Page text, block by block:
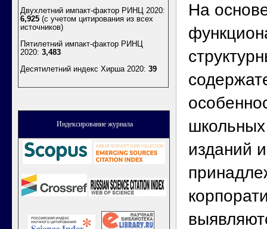
Двухлетний импакт-фактор РИНЦ 2020:
6,925 (с учетом цитирования из всех
источников)
Пятилетний импакт-фактор РИНЦ
2020: 3,483
Десятилетний индекс Хирша 2020: 39
Индексирование журнала
На
изданий